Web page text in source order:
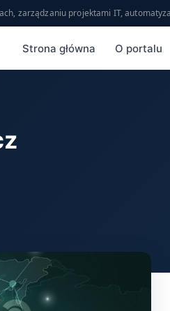
zarządzaniu projektami IT,
Strona główna O portalu